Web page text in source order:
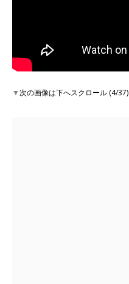
▼次の画像は下へスクロール (4/37)